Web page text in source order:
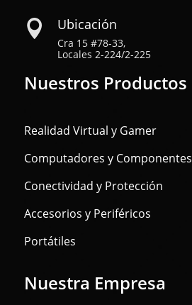
 Ubicación
Cra 15 #78-33,
Locales 2-224/2-225
Nuestros Productos
Realidad Virtual y Gamer
Computadores y Componentes
Conectividad y Protección
Accesorios y Periféricos
Portátiles
Nuestra Empresa